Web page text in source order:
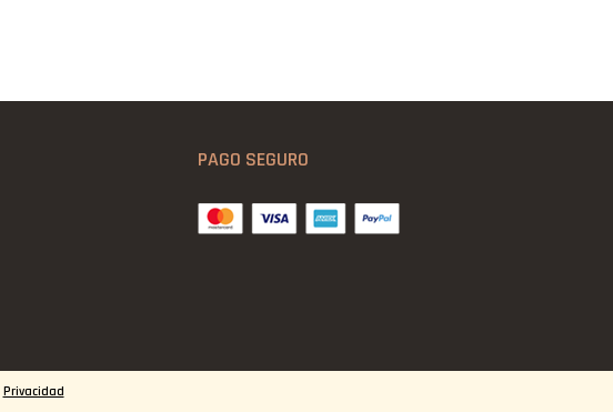
PAGO SEGURO
Privacidad